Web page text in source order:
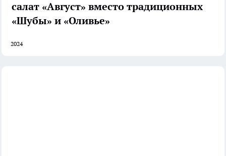
салат «Август» вместо традиционных
«Шубы» и «Оливье»
2024